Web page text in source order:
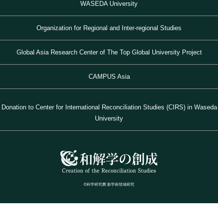
WASEDA University
Organization for Regional and Inter-regional Studies
Global Asia Research Center of The Top Global University Project
CAMPUS Asia
Donation to Center for International Reconciliation Studies (CIRS) in Waseda
University
©科学研究費 新学術領域研究